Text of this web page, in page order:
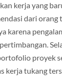
kerja yang
dari orang
karena
proyek
kerja tukang